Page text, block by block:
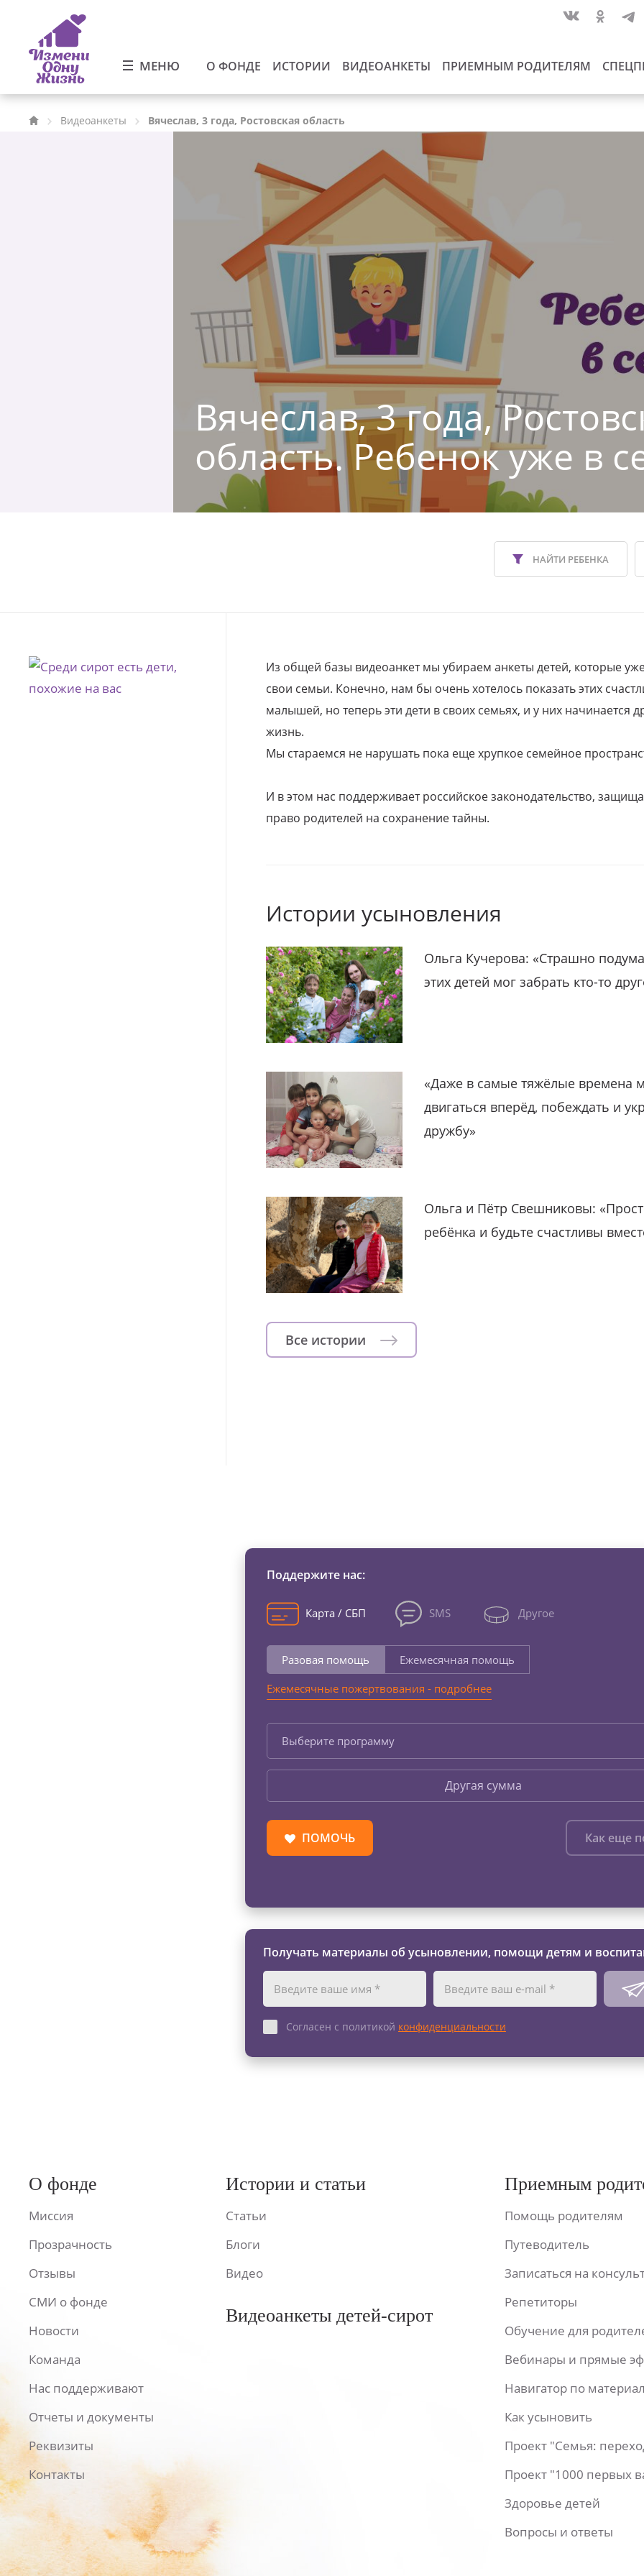
МЕНЮ О ФОНДЕ ИСТОРИИ ВИДЕОАНКЕТЫ ПРИЕМНЫМ РОДИТЕЛЯМ
Видеоанкеты Вячеслав, 3 года, Ростовская область
Вячеслав, 3 года,
область. Ребенок уже в
НАЙТИ РЕБЕНКА
Из общей базы видеоанкет мы убираем анкеты детей, которые
свои семьи. Конечно, нам бы очень хотелось показать этих
малышей, но теперь эти дети в своих семьях, и у них начинается
жизнь.
Мы стараемся не нарушать пока еще хрупкое семейное
И в этом нас поддерживает российское законодательство,
право родителей на сохранение тайны.
Истории усыновления
Ольга Кучерова: «Страшно
этих детей мог забрать кто-то
«Даже в самые тяжёлые времена
двигаться вперёд, побеждать и
дружбу»
Ольга и Пётр Свешниковы:
ребёнка и будьте счастливы
Все истории
Поддержите нас:
Карта / СБП SMS Другое
Разовая помощь
Ежемесячная помощь
Ежемесячные пожертвования - подробнее
Выберите программу
Другая сумма
ПОМОЧЬ Как еще
Получать материалы об усыновлении, помощи детям и
Согласен с политикой конфиденциальности
О фонде
Миссия
Прозрачность
Отзывы
СМИ о фонде
Новости
Команда
Нас поддерживают
Отчеты и документы
Реквизиты
Контакты
Истории и статьи
Статьи
Блоги
Видео
Видеоанкеты детей-сирот
Приемным
Помощь родителям
Путеводитель
Записаться на
Репетиторы
Обучение для
Вебинары и прямые
Навигатор по
Как усыновить
Проект "Семья:
Проект "1000 первых
Здоровье детей
Вопросы и ответы